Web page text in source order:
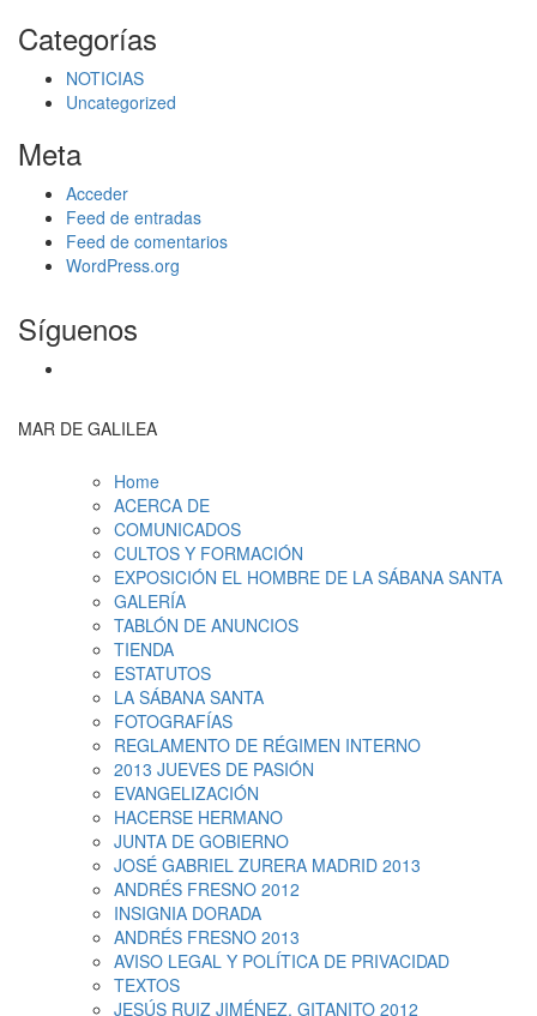
Categorías
NOTICIAS
Uncategorized
Meta
Acceder
Feed de entradas
Feed de comentarios
WordPress.org
Síguenos
MAR DE GALILEA
Home
ACERCA DE
COMUNICADOS
CULTOS Y FORMACIÓN
EXPOSICIÓN EL HOMBRE DE LA SÁBANA SANTA
GALERÍA
TABLÓN DE ANUNCIOS
TIENDA
ESTATUTOS
LA SÁBANA SANTA
FOTOGRAFÍAS
REGLAMENTO DE RÉGIMEN INTERNO
2013 JUEVES DE PASIÓN
EVANGELIZACIÓN
HACERSE HERMANO
JUNTA DE GOBIERNO
JOSÉ GABRIEL ZURERA MADRID 2013
ANDRÉS FRESNO 2012
INSIGNIA DORADA
ANDRÉS FRESNO 2013
AVISO LEGAL Y POLÍTICA DE PRIVACIDAD
TEXTOS
JESÚS RUIZ JIMÉNEZ, GITANITO 2012